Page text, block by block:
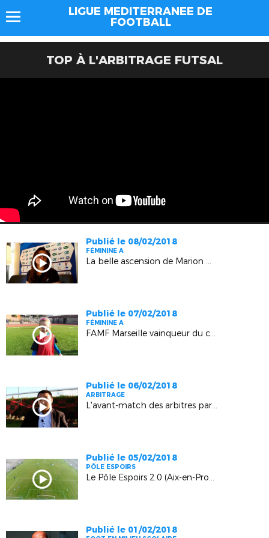
LIGUE MEDITERRANEE DE
FOOTBALL
TOP À L'ARBITRAGE FUTSAL
Publié le 08/02/2018
FÉMININE A
La belle ascension de Marion Romanelli
Publié le 07/02/2018
FÉMININE A
FAMF Marseille vainqueur du concours "Soutien aux Bleues"
Publié le 06/02/2018
ARBITRAGE
L'avant-match des arbitres par Lloyd Rosso (Orgon)
Publié le 05/02/2018
PÔLE ESPOIRS
Le Pôle Espoirs 2.0 (Aix-en-Provence)
Publié le 01/02/2018